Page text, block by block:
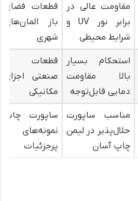
مقاومت عالی در
برابر نور UV و
شرایط محیطی
قطعات فضای
باز المان‌های
شهری
استحکام بسیار
بالا مقاومت
دمایی قابل‌توجه
قطعات
صنعتی اجزای
مکانیکی
مناسب ساپورت
حلال‌پذیر در لیمن
چاپ آسان
ساپورت چاپ
نمونه‌های
پرجزئیات